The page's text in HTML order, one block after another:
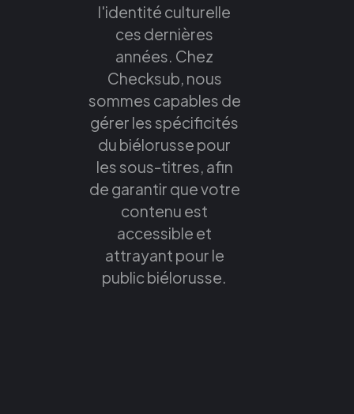
l'identité culturelle
ces dernières
années. Chez
Checksub, nous
sommes capables de
gérer les spécificités
du biélorusse pour
les sous-titres, afin
de garantir que votre
contenu est
accessible et
attrayant pour le
public biélorusse.